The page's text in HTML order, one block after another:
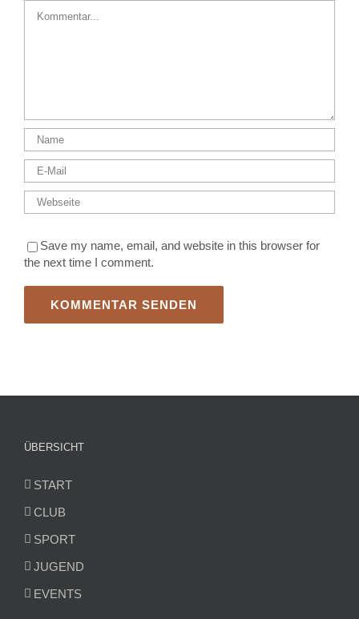
Save my name, email, and website in this browser for
the next time I comment.
ÜBERSICHT
START
CLUB
SPORT
JUGEND
EVENTS